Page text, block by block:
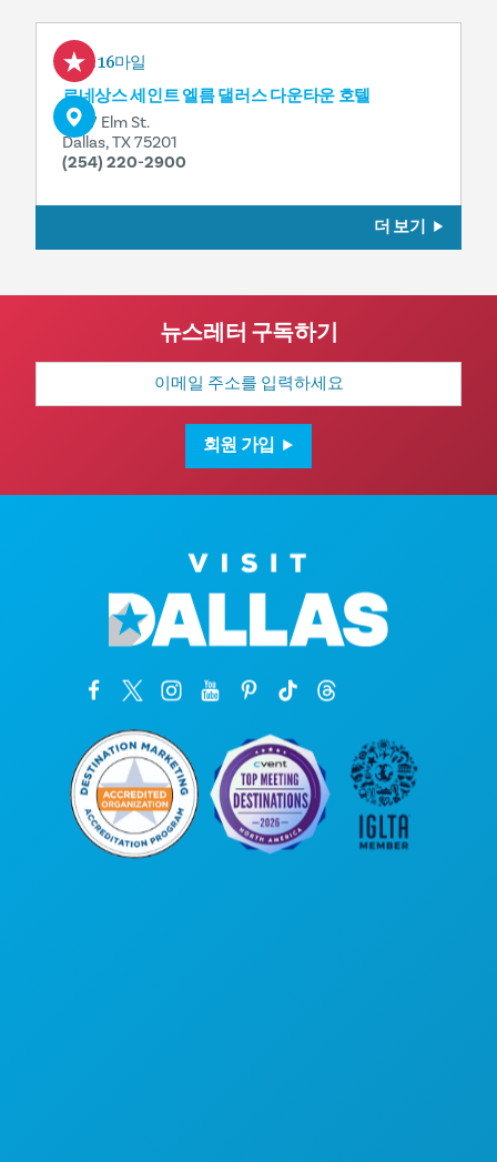
0.16마일
르네상스 세인트 엘름 댈러스 다운타운 호텔
1907 Elm St.
Dallas, TX 75201
(254) 220-2900
더 보기
뉴스레터 구독하기
이
일
회원 가입